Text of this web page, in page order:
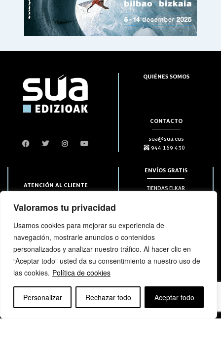
Valoramos tu privacidad
Usamos cookies para mejorar su experiencia de
navegación, mostrarle anuncios o contenidos
personalizados y analizar nuestro tráfico. Al hacer clic en
“Aceptar todo” usted da su consentimiento a nuestro uso de
las cookies. Política de cookies
Personalizar Rechazar todo Aceptar todo
QUIÉNES SOMOS
CONTACTO
sua@sua.eus
944 169 430
ATENCIÓN AL CLIENTE
944 169 430
SUSCRIPCIONES
ENVÍOS GRATIS
TIENDAS ELKAR